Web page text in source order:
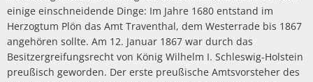
einige einschneidende Dinge: Im Jahre 1680 entstand im
Herzogtum Plön das Amt Traventhal, dem Westerrade bis 1867
angehören sollte. Am 12. Januar 1867 war durch das
Besitzergreifungsrecht von König Wilhelm I. Schleswig-Holstein
preußisch geworden. Der erste preußische Amtsvorsteher des